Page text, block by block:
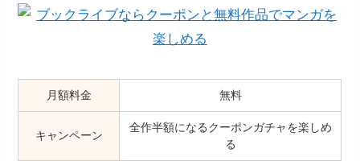
月額料金 無料
キャンペーン
全作半額になるクーポンガチャを楽しめ
る